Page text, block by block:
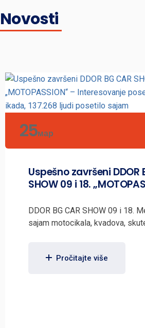
Novosti
25мар
Uspešno završeni DDOR
SHOW 09 i 18.
DDOR BG CAR SHOW 09 i 18.
sajam motocikala, kvadova,
Pročitajte više